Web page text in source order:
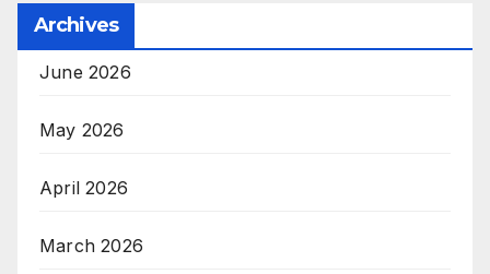
Archives
June 2026
May 2026
April 2026
March 2026